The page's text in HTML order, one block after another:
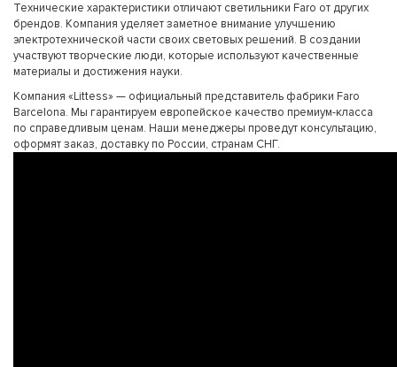
Технические характеристики отличают светильники Faro от других
брендов. Компания уделяет заметное внимание улучшению
электротехнической части своих световых решений. В создании
участвуют творческие люди, которые используют качественные
материалы и достижения науки.
Компания «Littess» — официальный представитель фабрики Faro
Barcelona. Мы гарантируем европейское качество премиум-класса
по справедливым ценам. Наши менеджеры проведут консультацию,
оформят заказ, доставку по России, странам СНГ.